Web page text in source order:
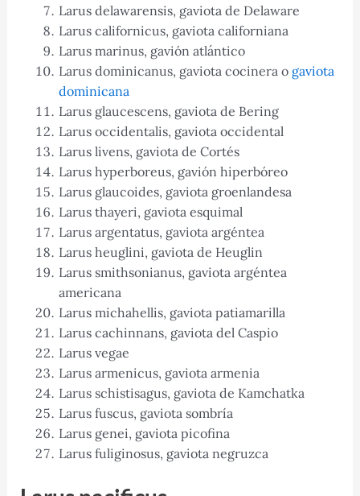
Larus delawarensis, gaviota de Delaware
Larus californicus, gaviota californiana
Larus marinus, gavión atlántico
Larus dominicanus, gaviota cocinera o gaviota
dominicana
Larus glaucescens, gaviota de Bering
Larus occidentalis, gaviota occidental
Larus livens, gaviota de Cortés
Larus hyperboreus, gavión hiperbóreo
Larus glaucoides, gaviota groenlandesa
Larus thayeri, gaviota esquimal
Larus argentatus, gaviota argéntea
Larus heuglini, gaviota de Heuglin
Larus smithsonianus, gaviota argéntea
americana
Larus michahellis, gaviota patiamarilla
Larus cachinnans, gaviota del Caspio
Larus vegae
Larus armenicus, gaviota armenia
Larus schistisagus, gaviota de Kamchatka
Larus fuscus, gaviota sombría
Larus genei, gaviota picofina
Larus fuliginosus, gaviota negruzca